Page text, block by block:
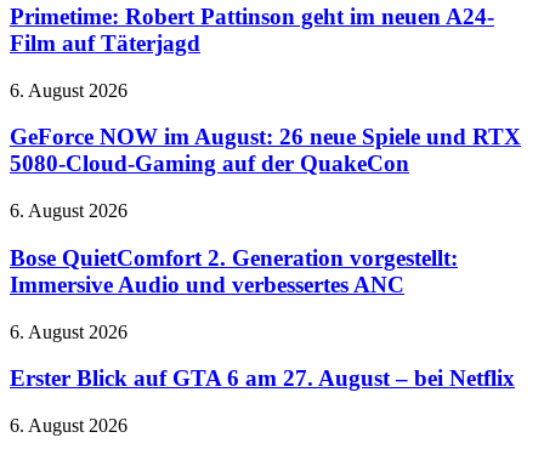
Pattinson
geht
im
A24-
auf
Täterjagd
Primetime: Robert Pattinson geht im neuen A24-
Film auf Täterjagd
GeForce
im
August:
26
Spiele
RTX
5080-
Gaming
der
QuakeCon
6. August 2026
GeForce NOW im August: 26 neue Spiele und RTX
5080-Cloud-Gaming auf der QuakeCon
Bose
2.
Generation
vorgestellt:
Audio
verbessertes
6. August 2026
Bose QuietComfort 2. Generation vorgestellt:
Immersive Audio und verbessertes ANC
Erster
auf
6
6. August 2026
Erster Blick auf GTA 6 am 27. August – bei Netflix
QIDI
6. August 2026